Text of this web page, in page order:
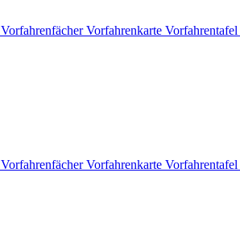
VorfahrenfächerVorfahrenkarte Vorfahrentafel
VorfahrenfächerVorfahrenkarte Vorfahrentafel